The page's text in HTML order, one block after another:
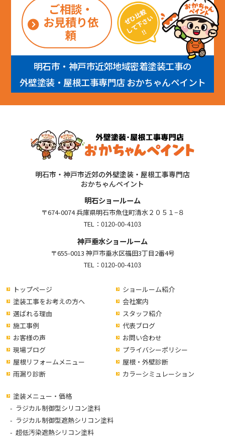
ご相談・
お見積り依
頼
明石市・神戸市近郊地域密着塗装工事の
外壁塗装・屋根工事専門店 おかちゃんペイント
明石市・神戸市近郊の外壁塗装・屋根工事専門店
おかちゃんペイント
明石ショールーム
〒674-0074 兵庫県明石市魚住町清水２０５１−８
TEL： 0120-00-4103
神戸垂水ショールーム
〒655-0013 神戸市垂水区福田3丁目2番4号
TEL： 0120-00-4103
トップページ
塗装工事をお考えの方へ
選ばれる理由
ショールーム紹介
会社案内
スタッフ紹介
施工事例
お客様の声
現場ブログ
代表ブログ
お問い合わせ
プライバシーポリシー
屋根リフォームメニュー
雨漏り診断
屋根・外壁診断
カラーシミュレーション
塗装メニュー・価格
ラジカル制御型シリコン塗料
ラジカル制御型遮熱シリコン塗料
超低汚染遮熱シリコン塗料